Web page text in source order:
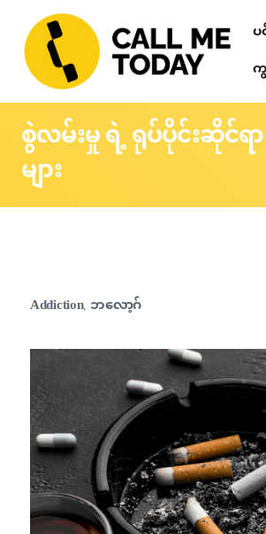
စွဲလမ်းမှု ရဲ့ ရုပ်ပိုင်းဆိုင်
များ
Addiction,ဘလော့ဂ်